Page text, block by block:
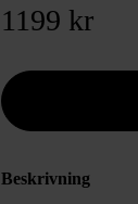
1199 kr
Beskrivning